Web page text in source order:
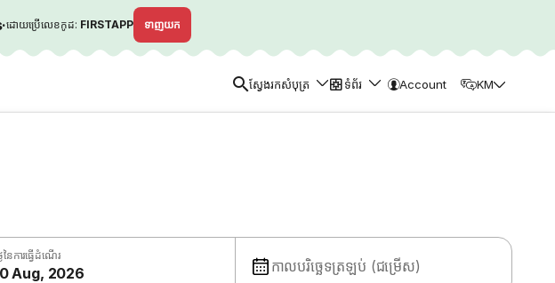
·ដោយប្រើលេខកូដ: FIRSTAPP ទាញយក
ស្វែងរកសំបុត្រ ទំព័រ Account KM
ៃនៃការធ្វើដំណើរ
Aug, 2026 កាលបរិច្ឆេទត្រឡប់ (ជម្រើស)